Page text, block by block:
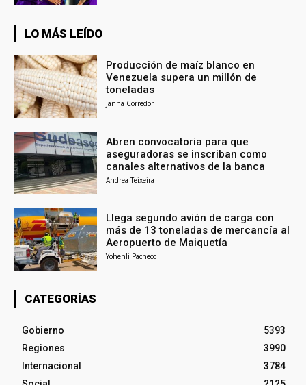
LO MÁS LEÍDO
Producción de maíz blanco en
Venezuela supera un millón de
toneladas
Janna Corredor
Abren convocatoria para que
aseguradoras se inscriban como
canales alternativos de la banca
Andrea Teixeira
Llega segundo avión de carga con
más de 13 toneladas de mercancía al
Aeropuerto de Maiquetía
Yohenli Pacheco
CATEGORÍAS
Gobierno
5393
Regiones
3990
Internacional
3784